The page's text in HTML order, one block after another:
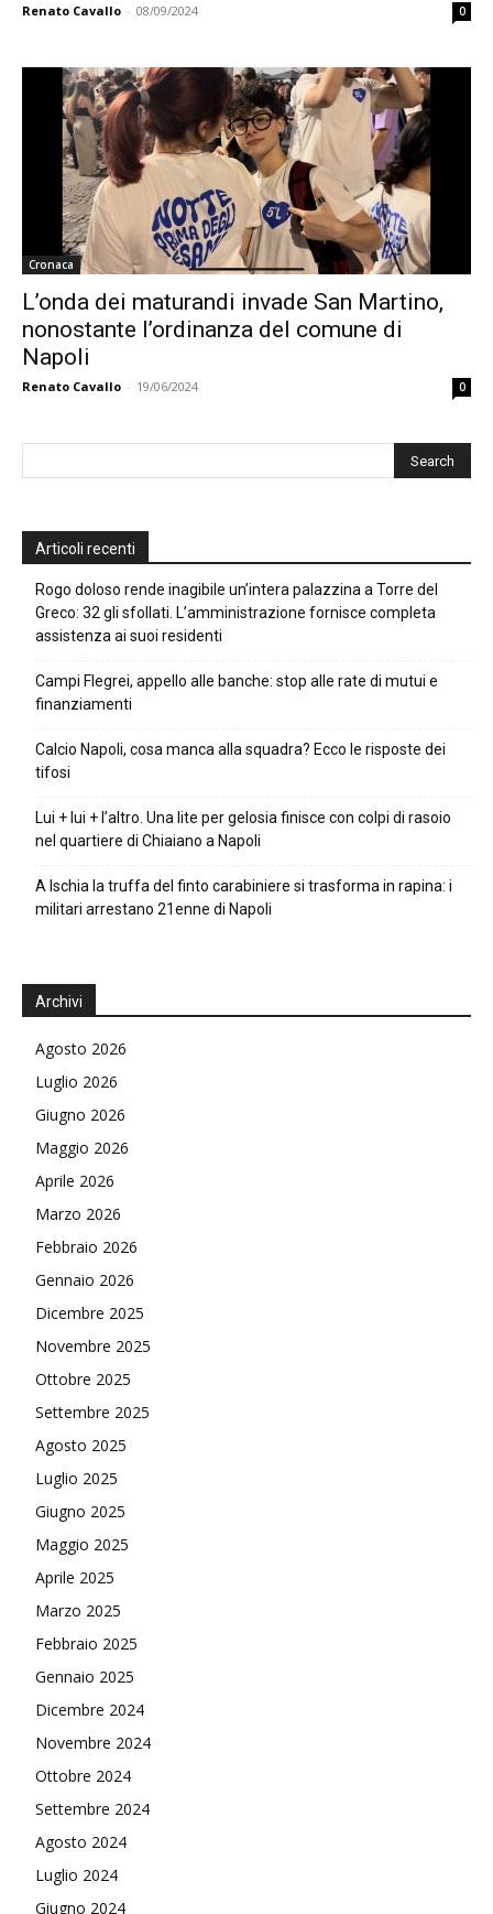
Renato Cavallo - 08/09/2024 0
Cronaca
L’onda dei maturandi invade San Martino,
nonostante l’ordinanza del comune di
Napoli
Renato Cavallo - 19/06/2024 0
Articoli recenti
Rogo doloso rende inagibile un’intera palazzina a Torre del
Greco: 32 gli sfollati. L’amministrazione fornisce completa
assistenza ai suoi residenti
Campi Flegrei, appello alle banche: stop alle rate di mutui e
finanziamenti
Calcio Napoli, cosa manca alla squadra? Ecco le risposte dei
tifosi
Lui + lui + l’altro. Una lite per gelosia finisce con colpi di rasoio
nel quartiere di Chiaiano a Napoli
A Ischia la truffa del finto carabiniere si trasforma in rapina: i
militari arrestano 21enne di Napoli
Archivi
Agosto 2026
Luglio 2026
Giugno 2026
Maggio 2026
Aprile 2026
Marzo 2026
Febbraio 2026
Gennaio 2026
Dicembre 2025
Novembre 2025
Ottobre 2025
Settembre 2025
Agosto 2025
Luglio 2025
Giugno 2025
Maggio 2025
Aprile 2025
Marzo 2025
Febbraio 2025
Gennaio 2025
Dicembre 2024
Novembre 2024
Ottobre 2024
Settembre 2024
Agosto 2024
Luglio 2024
Giugno 2024